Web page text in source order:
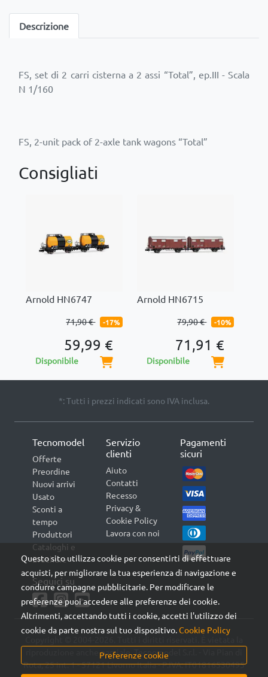
Descrizione
FS, set di 2 carri cisterna a 2 assi “Total”, ep.III - Scala
N 1/160
Consigliati
Arnold HN6747
71,90 € -17%
59,99 €
Disponibile
Arnold HN6715
79,90 € -10%
71,91 €
Disponibile
*: Tutti i prezzi indicati sono IVA inclusa.
Tecnomodel
Offerte
Preordine
Nuovi arrivi
Usato
Sconti a
tempo
Produttori
Cataloghi e
Brochure
Servizio
clienti
Aiuto
Contatti
Recesso
Privacy &
Cookie Policy
Lavora con noi
Pagamenti
sicuri
Seguici su
riproduzione anche parziale. Tecnomodel S.r.l. - Via Pian di
Rota, 25 int. 1 - 57121 Livorno Italia - P.IVA: IT01816530495
Questo sito utilizza cookie per consentirti di effettuare
acquisti, per migliorare la tua esperienza di navigazione e
condurre campagne pubblicitarie. Per modificare le
preferenze puoi accedere alle preferenze dei cookie.
Altrimenti, accettando tutti i cookie, accetti l'utilizzo dei
cookie da parte nostra sul tuo dispositivo.Cookie Policy
Preferenze cookie